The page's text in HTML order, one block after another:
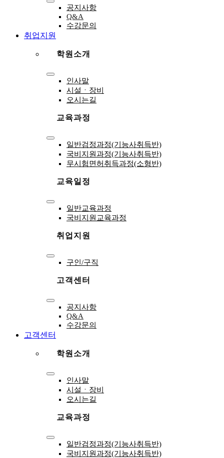
Toggle
Navigation
공지사항
Q&A
수강문의
취업지원
학원소개
Toggle
Navigation
인사말
시설ㆍ장비
오시는길
교육과정
Toggle
Navigation
일반검정과정(기능사취득반)
국비지원과정(기능사취득반)
무시험면허취득과정(소형반)
교육일정
Toggle
Navigation
일반교육과정
국비지원교육과정
취업지원
Toggle
Navigation
구인/구직
고객센터
Toggle
Navigation
공지사항
Q&A
수강문의
고객센터
학원소개
Toggle
Navigation
인사말
시설ㆍ장비
오시는길
교육과정
Toggle
Navigation
일반검정과정(기능사취득반)
국비지원과정(기능사취득반)